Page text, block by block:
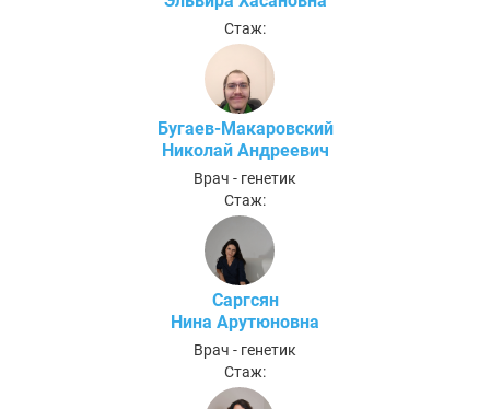
Стаж:
Бугаев-Макаровский
Николай Андреевич
Врач - генетик
Стаж:
Саргсян
Нина Арутюновна
Врач - генетик
Стаж: